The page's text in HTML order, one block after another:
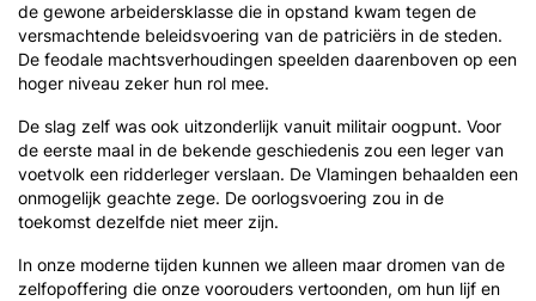
de gewone arbeidersklasse die in opstand kwam tegen de
versmachtende beleidsvoering van de patriciërs in de steden.
De feodale machtsverhoudingen speelden daarenboven op een
hoger niveau zeker hun rol mee.
De slag zelf was ook uitzonderlijk vanuit militair oogpunt. Voor
de eerste maal in de bekende geschiedenis zou een leger van
voetvolk een ridderleger verslaan. De Vlamingen behaalden een
onmogelijk geachte zege. De oorlogsvoering zou in de
toekomst dezelfde niet meer zijn.
In onze moderne tijden kunnen we alleen maar dromen van de
zelfopoffering die onze voorouders vertoonden, om hun lijf en